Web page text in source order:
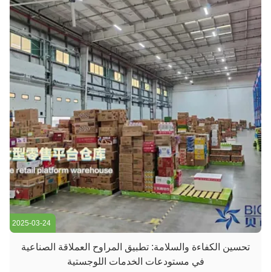
2025-03-24
تحسين الكفاءة والسلامة: تطبيق المراوح العملاقة الصناعية
في مستودعات الخدمات اللوجستية